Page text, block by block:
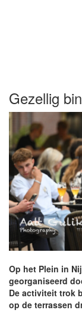
Gezellig
Op het Plein in
georganiseerd
De activiteit trok
op de terrassen